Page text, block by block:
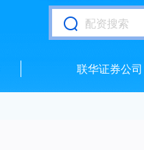
联华证券公司